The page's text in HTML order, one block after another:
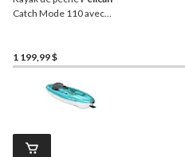
Catch Mode 110 avec
1 199,99 $